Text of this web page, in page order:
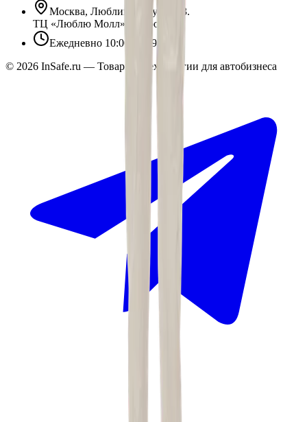
Москва, Люблинская ул., 153.
ТЦ «Люблю Молл», -1 уровень
Ежедневно 10:00 — 19:00
© 2026 InSafe.ru — Товары и технологии для автобизнеса